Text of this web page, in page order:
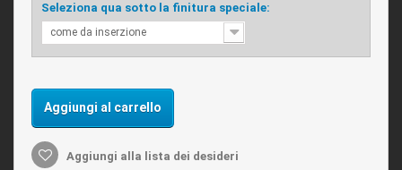
Seleziona qua sotto la finitura speciale:
come da inserzione
Aggiungi al carrello
Aggiungi alla lista dei desideri